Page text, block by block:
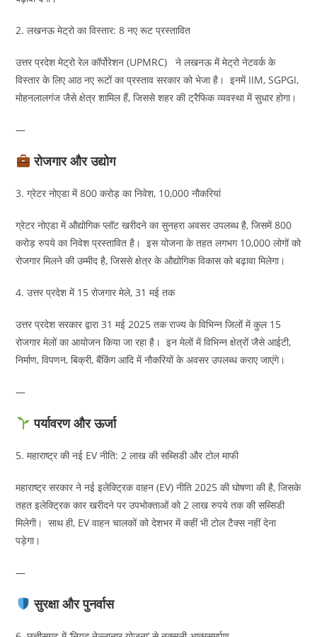
2. लखनऊ मेट्रो का विस्तार: 8 नए रूट प्रस्तावित
उत्तर प्रदेश मेट्रो रेल कॉर्पोरेशन (UPMRC) ने लखनऊ में मेट्रो नेटवर्क के
विस्तार के लिए आठ नए रूटों का प्रस्ताव सरकार को भेजा है। इनमें IIM, SGPGI,
मोहनलालगंज जैसे क्षेत्र शामिल हैं, जिससे शहर की ट्रैफिक व्यवस्था में सुधार होगा।
—
रोजगार और उद्योग
3. ग्रेटर नोएडा में 800 करोड़ का निवेश, 10,000 नौकरियां
ग्रेटर नोएडा में औद्योगिक प्लॉट खरीदने का सुनहरा अवसर उपलब्ध है, जिसमें 800
करोड़ रुपये का निवेश प्रस्तावित है। इस योजना के तहत लगभग 10,000 लोगों को
रोजगार मिलने की उम्मीद है, जिससे क्षेत्र के औद्योगिक विकास को बढ़ावा मिलेगा।
4. उत्तर प्रदेश में 15 रोजगार मेले, 31 मई तक
उत्तर प्रदेश सरकार द्वारा 31 मई 2025 तक राज्य के विभिन्न जिलों में कुल 15
रोजगार मेलों का आयोजन किया जा रहा है। इन मेलों में विभिन्न क्षेत्रों जैसे आईटी,
निर्माण, विपणन, बिक्री, बैंकिंग आदि में नौकरियों के अवसर उपलब्ध कराए जाएंगे।
—
पर्यावरण और ऊर्जा
5. महाराष्ट्र की नई EV नीति: 2 लाख की सब्सिडी और टोल माफी
महाराष्ट्र सरकार ने नई इलेक्ट्रिक वाहन (EV) नीति 2025 की घोषणा की है, जिसके
तहत इलेक्ट्रिक कार खरीदने पर उपभोक्ताओं को 2 लाख रुपये तक की सब्सिडी
मिलेगी। साथ ही, EV वाहन चालकों को देशभर में कहीं भी टोल टैक्स नहीं देना
पड़ेगा।
—
सुरक्षा और पुनर्वास